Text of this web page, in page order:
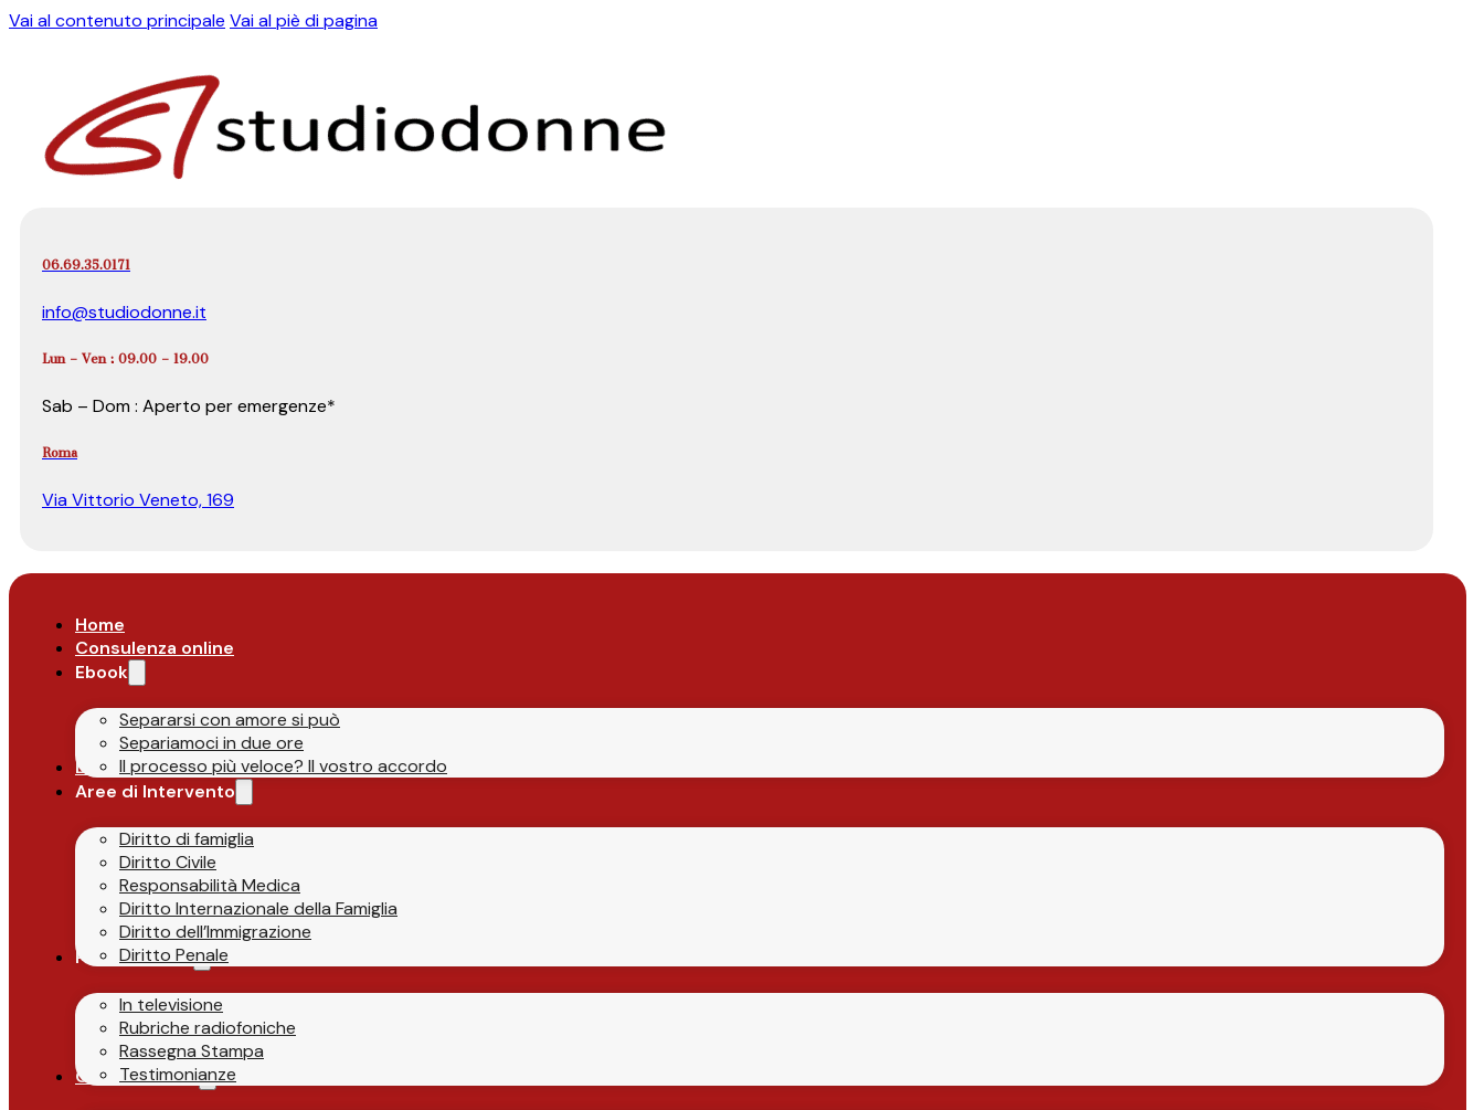
Vai al contenuto principale Vai al piè di pagina
06.69.35.0171
info@studiodonne.it
Lun – Ven : 09.00 – 19.00
Sab – Dom : Aperto per emergenze*
Roma
Via Vittorio Veneto, 169
Home
Consulenza online
Ebook
Separarsi con amore si può
Separiamoci in due ore
Il processo più veloce? Il vostro accordo
Lo Studio
Aree di Intervento
Diritto di famiglia
Diritto Civile
Responsabilità Medica
Diritto Internazionale della Famiglia
Diritto dell’Immigrazione
Diritto Penale
Parlano di Noi
In televisione
Rubriche radiofoniche
Rassegna Stampa
Testimonianze
Guide & News